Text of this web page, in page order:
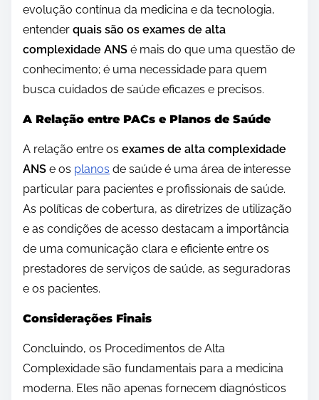
evolução contínua da medicina e da tecnologia,
entender quais são os exames de alta
complexidade ANS é mais do que uma questão de
conhecimento; é uma necessidade para quem
busca cuidados de saúde eficazes e precisos.
A Relação entre PACs e Planos de Saúde
A relação entre os exames de alta complexidade
ANS e os planos de saúde é uma área de interesse
particular para pacientes e profissionais de saúde.
As políticas de cobertura, as diretrizes de utilização
e as condições de acesso destacam a importância
de uma comunicação clara e eficiente entre os
prestadores de serviços de saúde, as seguradoras
e os pacientes.
Considerações Finais
Concluindo, os Procedimentos de Alta
Complexidade são fundamentais para a medicina
moderna. Eles não apenas fornecem diagnósticos